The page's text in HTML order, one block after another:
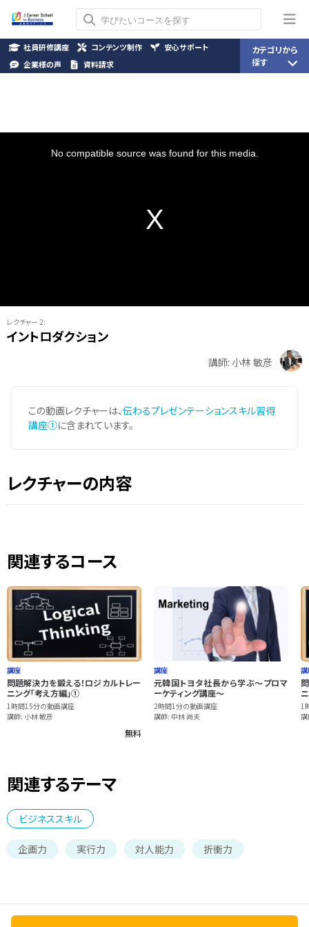
No compatible source was found for this media.
レクチャー 2:
イントロダクション
講師: 小林 敏彦
この動画レクチャーは、伝わるプレゼンテーションスキル習得
講座①に含まれています。
レクチャーの内容
関連するコース
講座
問題解決力を鍛える！ロジカルトレー
ニング「考え方編」①
1時間15分の動画講座
講師: 小林 敏彦
無料
講座
元韓国トヨタ社長から学ぶ～プロマ
ーケティング講座～
2時間1分の動画講座
講師: 中林 尚夫
1
講
関連するテーマ
ビジネススキル
企画力 実行力 対人能力 折衝力
社員研修講座 コンテンツ制作
安心サポート
企業様の声
資料請求
カテゴリから
探す